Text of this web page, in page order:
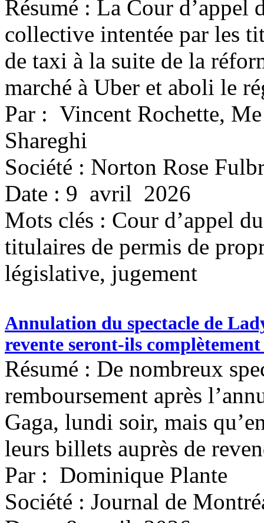
Résumé : La Cour d’appel
collective intentée par les
de taxi à la suite de la
marché à Uber et aboli le
Par : Vincent Rochette,
Shareghi
Société : Norton Rose
Date : 9 avril 2026
Mots clés : Cour d’appel
titulaires de permis de
législative, jugement
Annulation du spectacle de
revente seront-ils
Résumé : De nombreux
remboursement après
Gaga, lundi soir, mais
leurs billets auprès de
Par : Dominique Plante
Société : Journal de